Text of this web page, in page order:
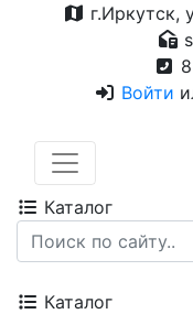
г.Иркутск,
Войти
Каталог
Каталог